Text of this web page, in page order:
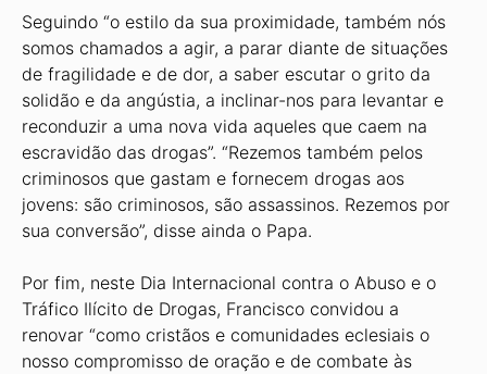
Seguindo “o estilo da sua proximidade, também nós
somos chamados a agir, a parar diante de situações
de fragilidade e de dor, a saber escutar o grito da
solidão e da angústia, a inclinar-nos para levantar e
reconduzir a uma nova vida aqueles que caem na
escravidão das drogas”. “Rezemos também pelos
criminosos que gastam e fornecem drogas aos
jovens: são criminosos, são assassinos. Rezemos por
sua conversão”, disse ainda o Papa.
Por fim, neste Dia Internacional contra o Abuso e o
Tráfico Ilícito de Drogas, Francisco convidou a
renovar “como cristãos e comunidades eclesiais o
nosso compromisso de oração e de combate às